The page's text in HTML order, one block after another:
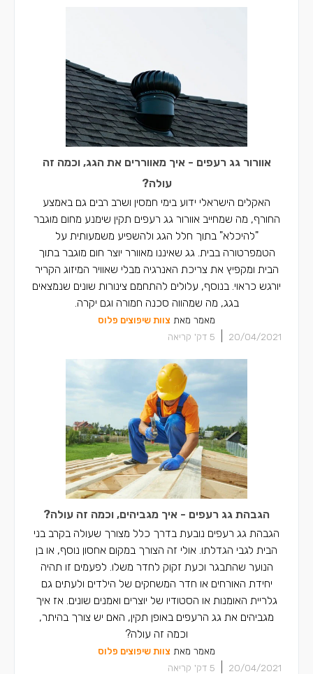
אוורור גג רעפים - איך מאווררים את הגג, וכמה זה
עולה?
האקלים הישראלי ידוע בימי חמסין ושרב רבים גם באמצע
החורף, מה שמחייב אוורור גג רעפים תקין שימנע מחום מוגבר
"להיכלא" בתוך חלל הגג ולהשפיע משמעותית על
הטמפרטורה בבית. גג שאיננו מאוורר יוצר חום מוגבר בתוך
הבית ומקפיץ את צריכת האנרגיה מבלי שאוויר המיזוג הקריר
יורגש כראוי. בנוסף, עלולים להתחמם צינורות שונים שנמצאים
בגג, מה שמהווה סכנה חמורה וגם יקרה.
מאמר מאת צוות שיפוצים פלוס
20/04/2021
5 דק' קריאה
הגבהת גג רעפים - איך מגביהים, וכמה זה עולה?
הגבהת גג רעפים נובעת בדרך כלל מצורך שעולה בקרב בני
הבית לגבי הגדלתו. אולי זה הצורך במקום אחסון נוסף, או בן
הנוער שהתבגר וכעת זקוק לחדר משלו. לפעמים זו תהיה
יחידת האורחים או חדר המשחקים של הילדים ולעתים גם
גלריית האומנות או הסטודיו של יוצרים ואמנים שונים. אז איך
מגביהים את גג הרעפים באופן תקין, האם יש צורך בהיתר,
וכמה זה עולה?
מאמר מאת צוות שיפוצים פלוס
20/04/2021
5 דק' קריאה